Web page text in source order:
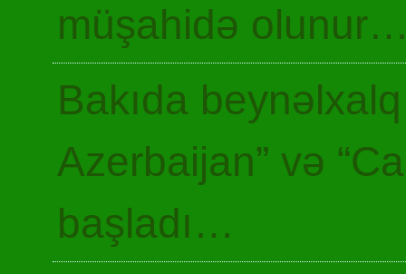
müşahidə
Bakıda
Azerbaijan” və
başladı…